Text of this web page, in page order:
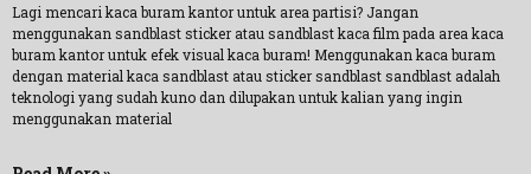
Lagi mencari kaca buram kantor untuk area partisi? Jangan
menggunakan sandblast sticker atau sandblast kaca film pada area kaca
buram kantor untuk efek visual kaca buram! Menggunakan kaca buram
dengan material kaca sandblast atau sticker sandblast sandblast adalah
teknologi yang sudah kuno dan dilupakan untuk kalian yang ingin
menggunakan material